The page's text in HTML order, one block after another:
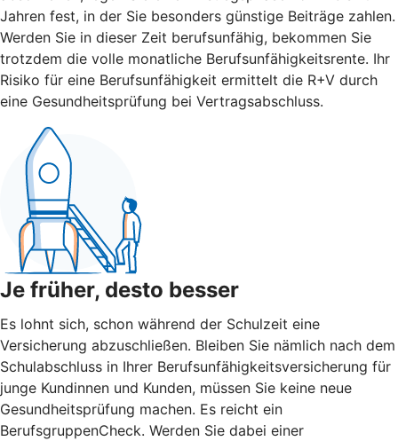
Jahren fest, in der Sie besonders günstige Beiträge zahlen.
Werden Sie in dieser Zeit berufsunfähig, bekommen Sie
trotzdem die volle monatliche Berufsunfähigkeitsrente. Ihr
Risiko für eine Berufsunfähigkeit ermittelt die R+V durch
eine Gesundheitsprüfung bei Vertragsabschluss.
Je früher, desto besser
Es lohnt sich, schon während der Schulzeit eine
Versicherung abzuschließen. Bleiben Sie nämlich nach dem
Schulabschluss in Ihrer Berufsunfähigkeitsversicherung für
junge Kundinnen und Kunden, müssen Sie keine neue
Gesundheitsprüfung machen. Es reicht ein
BerufsgruppenCheck. Werden Sie dabei einer